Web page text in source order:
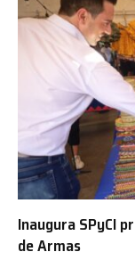
Inaugura SPyCI
de Armas